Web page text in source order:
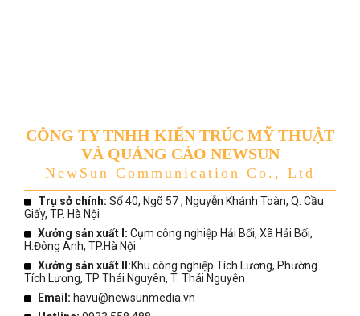
CÔNG TY TNHH KIẾN TRÚC MỸ THUẬT
VÀ QUẢNG CÁO NEWSUN
NewSun Communication Co., Ltd
Trụ sở chính: Số 40, Ngõ 57 , Nguyễn Khánh Toàn, Q. Cầu
Giấy, TP. Hà Nội
Xưởng sản xuất I: Cụm công nghiệp Hải Bối, Xã Hải Bối,
H.Đông Anh, TP.Hà Nội
Xưởng sản xuất II:Khu công nghiệp Tích Lương, Phường
Tích Lương, TP Thái Nguyên, T. Thái Nguyên
Email: havu@newsunmedia.vn